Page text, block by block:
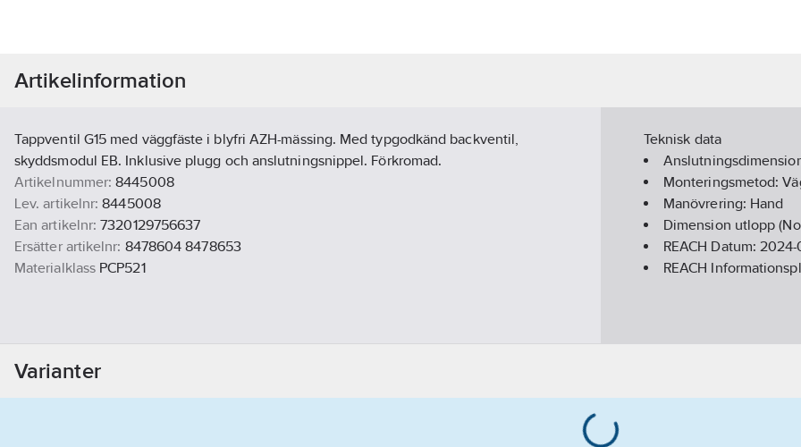
Artikelinformation
Tappventil G15 med väggfäste i blyfri AZH-mässing. Med typgodkänd backventil,
skyddsmodul EB. Inklusive plugg och anslutningsnippel. Förkromad.
Artikelnummer: 8445008
Lev. artikelnr: 8445008
Ean artikelnr: 7320129756637
Ersätter artikelnr: 8478604 8478653
Materialklass PCP521
Teknisk data
Monteringsmetod:
Manövrering: Hand
Dimension utlopp
REACH Datum:2024-
REACH
Varianter